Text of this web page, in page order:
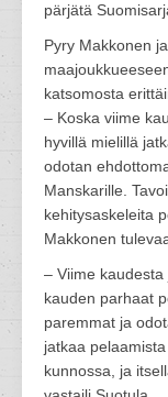
pärjätä
Pyry Makkonen
katsomosta
– Koska viime
hyvillä mielillä
odotan
Manskarille.
kehitysaskeleita
Makkonen
– Viime
kauden parhaat
paremmat ja
jatkaa
kunnossa, ja